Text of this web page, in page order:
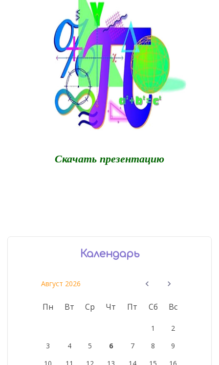
Скачать презентацию
Календарь
Август 2026
Пн Вт Ср Чт Пт Сб Вс
1
2
3
4 5 6 7 8
9